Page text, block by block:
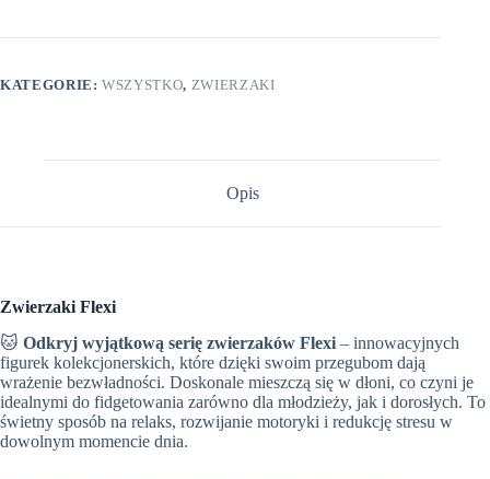
KATEGORIE:WSZYSTKO, ZWIERZAKI
Opis
Zwierzaki Flexi
🐱 Odkryj wyjątkową serię zwierzaków Flexi – innowacyjnych
figurek kolekcjonerskich, które dzięki swoim przegubom dają
wrażenie bezwładności. Doskonale mieszczą się w dłoni, co czyni je
idealnymi do fidgetowania zarówno dla młodzieży, jak i dorosłych. To
świetny sposób na relaks, rozwijanie motoryki i redukcję stresu w
dowolnym momencie dnia.